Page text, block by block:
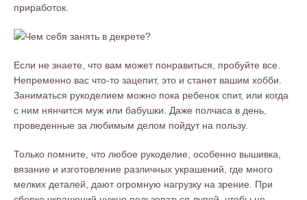
приработок.
Если не знаете, что вам может понравиться, пробуйте все.
Непременно вас что-то зацепит, это и станет вашим хобби.
Заниматься рукоделием можно пока ребенок спит, или когда
с ним нянчится муж или бабушки. Даже полчаса в день,
проведенные за любимым делом пойдут на пользу.
Только помните, что любое рукоделие, особенно вышивка,
вязание и изготовление различных украшений, где много
мелких деталей, дают огромную нагрузку на зрение. При